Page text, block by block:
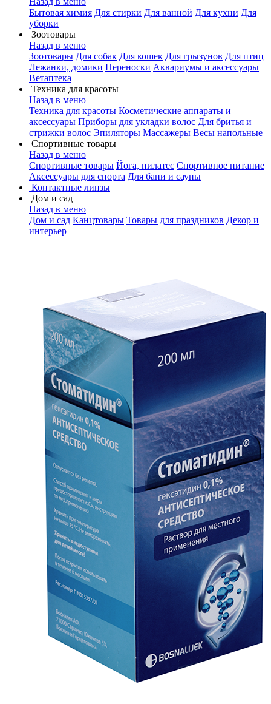
Бытовая химия Для стирки Для ванной Для кухни Для
уборки
Зоотовары
Назад в меню
Зоотовары Для собак Для кошек Для грызунов Для птиц
Лежанки, домики Переноски Аквариумы и аксессуары
Ветаптека
Техника для красоты
Назад в меню
Техника для красоты Косметические аппараты и
аксессуары Приборы для укладки волос Для бритья и
стрижки волос Эпиляторы Массажеры Весы напольные
Спортивные товары
Назад в меню
Спортивные товары Йога, пилатес Спортивное питание
Аксессуары для спорта Для бани и сауны
Контактные линзы
Дом и сад
Назад в меню
Дом и сад Канцтовары Товары для праздников Декор и
интерьер